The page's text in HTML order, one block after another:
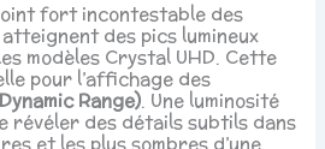
fort incontestable des
des pics lumineux
modèles Crystal UHD. Cette
pour l’affichage des
Range). Une luminosité
révéler des détails subtils dans